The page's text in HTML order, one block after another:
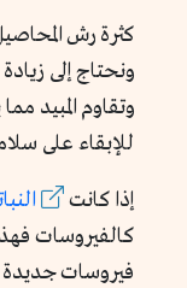
كثرة رش
ونحتاج إلى
وتقاوم المبيد
للإبقاء على
إذا كانت
كالفيروسات
فيروسات